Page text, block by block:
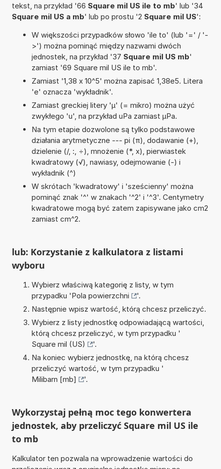
tekst, na przykład '66 Square mil US ile to mb' lub '34
Square mil US a mb' lub po prostu '2 Square mil US':
W większości przypadków słowo 'ile to' (lub '=' / '-
>') można pominąć między nazwami dwóch
jednostek, na przykład '37 Square mil US mb'
zamiast '69 Square mil US ile to mb'.
Zamiast '1,38 x 10^5' można zapisać 1,38e5. Litera
'e' oznacza 'wykładnik'.
Zamiast greckiej litery 'µ' (= mikro) można użyć
zwykłego 'u', na przykład uPa zamiast µPa.
Na tym etapie dozwolone są tylko podstawowe
działania arytmetyczne --- pi (π), dodawanie (+),
dzielenie (/, :, ÷), mnożenie (*, x), pierwiastek
kwadratowy (√), nawiasy, odejmowanie (-) i
wykładnik (^)
W skrótach 'kwadratowy' i 'sześcienny' można
pominąć znak '^' w znakach '^2' i '^3'. Centymetry
kwadratowe mogą być zatem zapisywane jako cm2
zamiast cm^2.
lub: Korzystanie z kalkulatora z listami
wyboru
Wybierz właściwą kategorię z listy, w tym
przypadku 'Pola powierzchni
'.
Następnie wpisz wartość, którą chcesz przeliczyć.
Wybierz z listy jednostkę odpowiadającą wartości,
którą chcesz przeliczyć, w tym przypadku '
Square mil (US)
'.
Na koniec wybierz jednostkę, na którą chcesz
przeliczyć wartość, w tym przypadku '
Milibarn [mb]
'.
Wykorzystaj pełną moc tego konwertera
jednostek, aby przeliczyć Square mil US ile
to mb
Kalkulator ten pozwala na wprowadzenie wartości do